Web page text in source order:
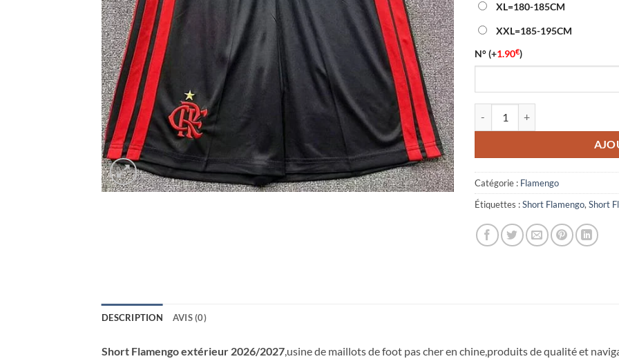
XL=180-185CM
XXL=185-195CM
N°(+1.90€)
quantité de Short Flamengo
Catégorie : Flamengo
Étiquettes :Short Flamengo,Short
DESCRIPTION AVIS (0)
Short Flamengo extérieur 2026/2027,usine de maillots de foot pas cher en chine,produits de qualité et